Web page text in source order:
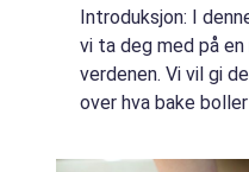
Introduksjon: I
vi ta deg med på
verdenen. Vi vil gi
over hva bake
hverandre. Vi vil